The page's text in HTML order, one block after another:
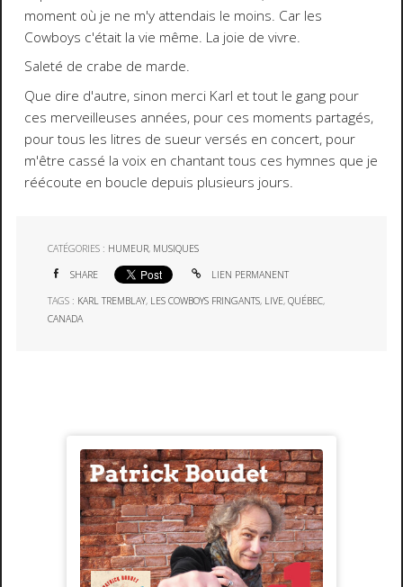
moment où je ne m'y attendais le moins. Car les
Cowboys c'était la vie même. La joie de vivre.
Saleté de crabe de marde.
Que dire d'autre, sinon merci Karl et tout le gang pour
ces merveilleuses années, pour ces moments partagés,
pour tous les litres de sueur versés en concert, pour
m'être cassé la voix en chantant tous ces hymnes que je
réécoute en boucle depuis plusieurs jours.
CATÉGORIES : HUMEUR, MUSIQUES
SHARE LIEN PERMANENT
TAGS : KARL TREMBLAY, LES COWBOYS FRINGANTS, LIVE,QUÉBEC,
CANADA